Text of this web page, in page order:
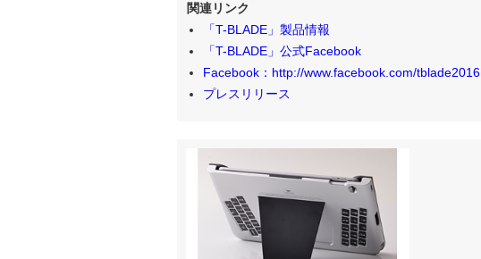
関連リンク
「T-BLADE」製品情報
「T-BLADE」公式Facebook
Facebook：http://www.facebook.com/tblade2016
プレスリリース